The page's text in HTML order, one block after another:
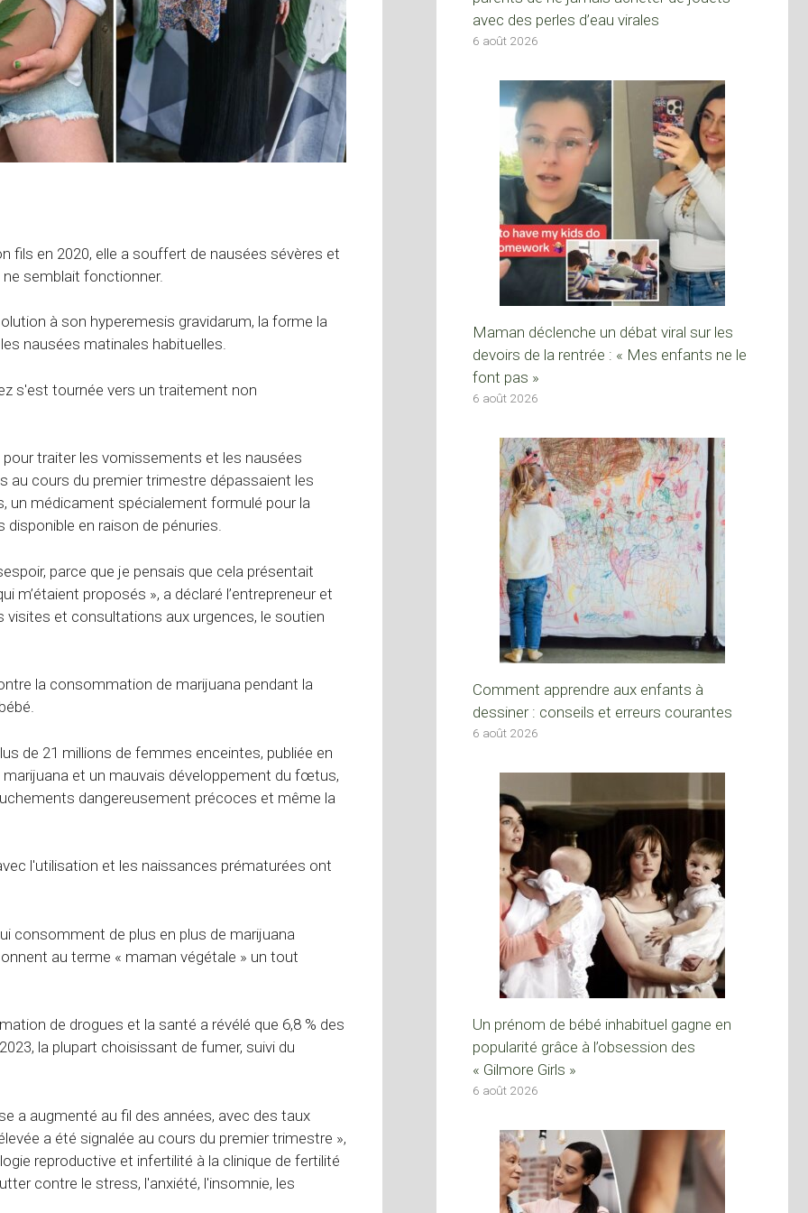
fils en 2020, elle a souffert de nausées sévères et
semblait fonctionner.
à son hyperemesis gravidarum, la forme la
nausées matinales habituelles.
s'est tournée vers un traitement non
traiter les vomissements et les nausées
au cours du premier trimestre dépassaient les
un médicament spécialement formulé pour la
en raison de pénuries.
parce que je pensais que cela présentait
proposés », a déclaré l’entrepreneur et
et consultations aux urgences, le soutien
la consommation de marijuana pendant la
de 21 millions de femmes enceintes, publiée en
et un mauvais développement du fœtus,
dangereusement précoces et même la
l'utilisation et les naissances prématurées ont
consomment de plus en plus de marijuana
au terme « maman végétale » un tout
de drogues et la santé a révélé que 6,8 % des
la plupart choisissant de fumer, suivi du
a augmenté au fil des années, avec des taux
a été signalée au cours du premier trimestre »,
reproductive et infertilité à la clinique de fertilité
contre le stress, l'anxiété, l'insomnie, les
avec des perles d’eau virales
6 août 2026
Maman déclenche un débat viral sur les
devoirs de la rentrée : « Mes enfants ne le
font pas »
6 août 2026
Comment apprendre aux enfants à
dessiner : conseils et erreurs courantes
6 août 2026
Un prénom de bébé inhabituel gagne en
popularité grâce à l’obsession des
« Gilmore Girls »
6 août 2026